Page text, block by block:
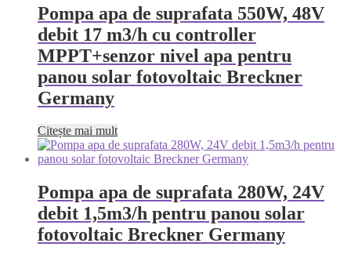
Pompa apa de suprafata 550W, 48V
debit 17 m3/h cu controller
MPPT+senzor nivel apa pentru
panou solar fotovoltaic Breckner
Germany
Citește mai mult
Pompa apa de suprafata 280W, 24V
debit 1,5m3/h pentru panou solar
fotovoltaic Breckner Germany